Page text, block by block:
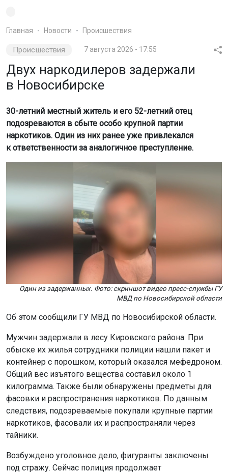
Главная Новости Происшествия
Происшествия 7 августа 2026 - 17:55
Двух наркодилеров задержали
в Новосибирске
30-летний местный житель и его 52-летний отец
подозреваются в сбыте особо крупной партии
наркотиков. Один из них ранее уже привлекался
к ответственности за аналогичное преступление.
Один из задержанных. Фото: скриншот видео пресс-службы ГУ
МВД по Новосибирской области
Об этом сообщили ГУ МВД по Новосибирской области.
Мужчин задержали в лесу Кировского района. При
обыске их жилья сотрудники полиции нашли пакет и
контейнер с порошком, который оказался мефедроном.
Общий вес изъятого вещества составил около 1
килограмма. Также были обнаружены предметы для
фасовки и распространения наркотиков. По данным
следствия, подозреваемые покупали крупные партии
наркотиков, фасовали их и распространяли через
тайники.
Возбуждено уголовное дело, фигуранты заключены
под стражу. Сейчас полиция продолжает